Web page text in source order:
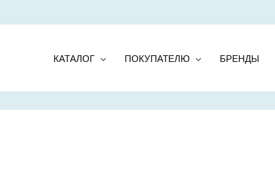
КАТАЛОГ ПОКУПАТЕЛЮ БРЕНДЫ